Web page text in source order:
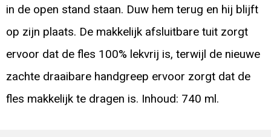
in de open stand staan. Duw hem terug en hij blijft
op zijn plaats. De makkelijk afsluitbare tuit zorgt
ervoor dat de fles 100% lekvrij is, terwijl de nieuwe
zachte draaibare handgreep ervoor zorgt dat de
fles makkelijk te dragen is. Inhoud: 740 ml.